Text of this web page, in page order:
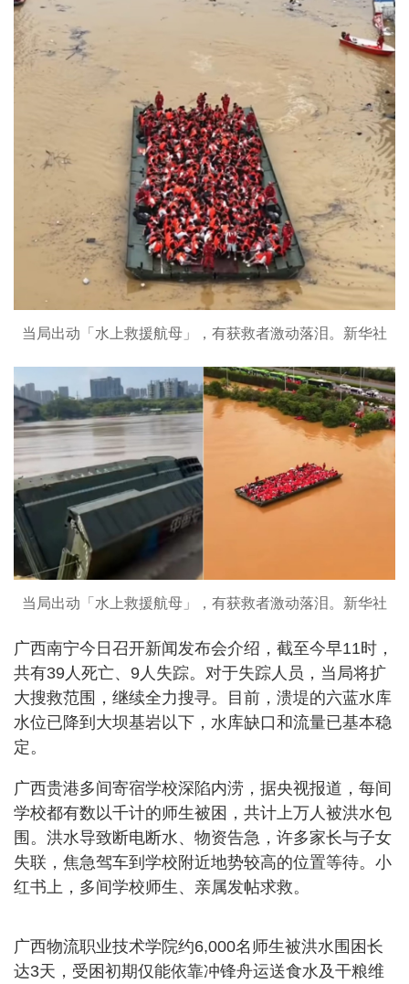
当局出动「水上救援航母」，有获救者激动落泪。新华社
当局出动「水上救援航母」，有获救者激动落泪。新华社
广西南宁今日召开新闻发布会介绍，截至今早11时，
共有39人死亡、9人失踪。对于失踪人员，当局将扩
大搜救范围，继续全力搜寻。目前，溃堤的六蓝水库
水位已降到大坝基岩以下，水库缺口和流量已基本稳
定。
广西贵港多间寄宿学校深陷内涝，据央视报道，每间
学校都有数以千计的师生被困，共计上万人被洪水包
围。洪水导致断电断水、物资告急，许多家长与子女
失联，焦急驾车到学校附近地势较高的位置等待。小
红书上，多间学校师生、亲属发帖求救。
广西物流职业技术学院约6,000名师生被洪水围困长
达3天，受困初期仅能依靠冲锋舟运送食水及干粮维